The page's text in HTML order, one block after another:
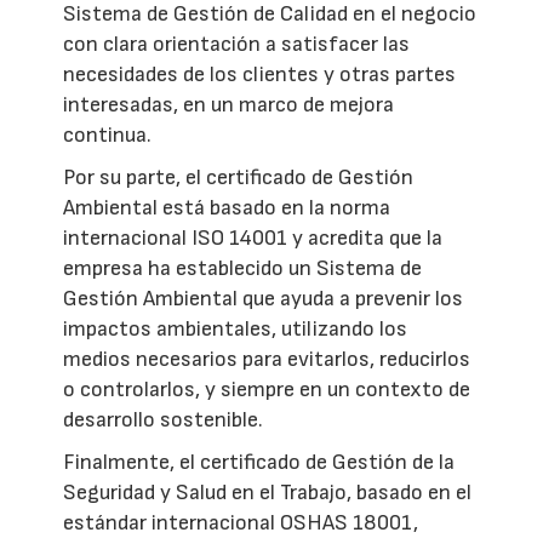
Sistema de Gestión de Calidad en el negocio
con clara orientación a satisfacer las
necesidades de los clientes y otras partes
interesadas, en un marco de mejora
continua.
Por su parte, el certificado de Gestión
Ambiental está basado en la norma
internacional ISO 14001 y acredita que la
empresa ha establecido un Sistema de
Gestión Ambiental que ayuda a prevenir los
impactos ambientales, utilizando los
medios necesarios para evitarlos, reducirlos
o controlarlos, y siempre en un contexto de
desarrollo sostenible.
Finalmente, el certificado de Gestión de la
Seguridad y Salud en el Trabajo, basado en el
estándar internacional OSHAS 18001,